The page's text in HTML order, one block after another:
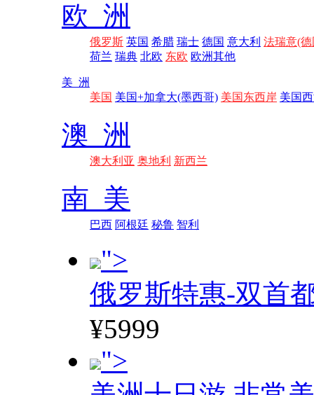
欧 洲
俄罗斯 英国 希腊 瑞士 德国 意大利 法瑞意(德
荷兰 瑞典 北欧 东欧 欧洲其他
美 洲
美国 美国+加拿大(墨西哥) 美国东西岸 美国
澳 洲
澳大利亚 奥地利 新西兰
南 美
巴西 阿根廷 秘鲁 智利
">
俄罗斯特惠-双首
¥5999
">